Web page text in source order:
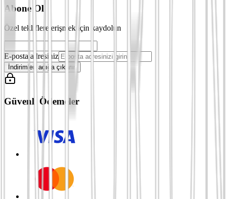
Abone Ol
Özel tekliflere erişmek için kaydolun
E-posta adresiniz
İndirimleri açığa çıkarın
Güvenli Ödemeler